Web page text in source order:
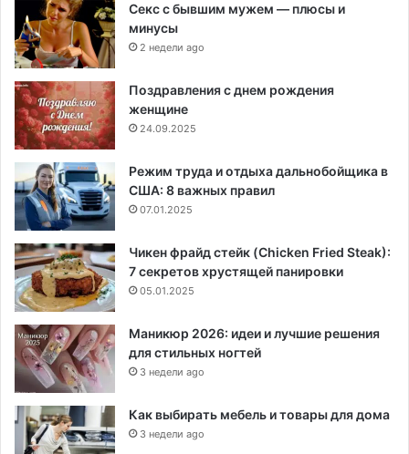
Секс с бывшим мужем — плюсы и
минусы
2 недели ago
Поздравления с днем рождения
женщине
24.09.2025
Режим труда и отдыха дальнобойщика в
США: 8 важных правил
07.01.2025
Чикен фрайд стейк (Chicken Fried Steak):
7 секретов хрустящей панировки
05.01.2025
Маникюр 2026: идеи и лучшие решения
для стильных ногтей
3 недели ago
Как выбирать мебель и товары для дома
3 недели ago